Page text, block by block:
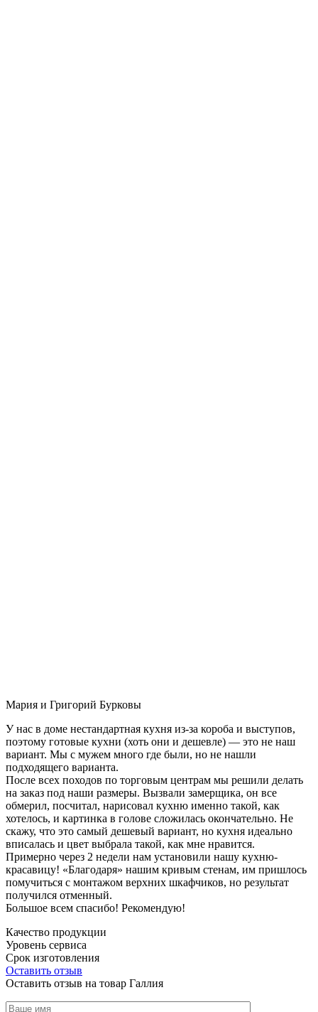
Мария и Григорий Бурковы
У нас в доме нестандартная кухня из-за короба и выступов,
поэтому готовые кухни (хоть они и дешевле) — это не наш
вариант. Мы с мужем много где были, но не нашли
подходящего варианта.
После всех походов по торговым центрам мы решили делать
на заказ под наши размеры. Вызвали замерщика, он все
обмерил, посчитал, нарисовал кухню именно такой, как
хотелось, и картинка в голове сложилась окончательно. Не
скажу, что это самый дешевый вариант, но кухня идеально
вписалась и цвет выбрала такой, как мне нравится.
Примерно через 2 недели нам установили нашу кухню-
красавицу! «Благодаря» нашим кривым стенам, им пришлось
помучиться с монтажом верхних шкафчиков, но результат
получился отменный.
Большое всем спасибо! Рекомендую!
Качество продукции
Уровень сервиса
Срок изготовления
Оставить отзыв
Оставить отзыв на товар Галлия